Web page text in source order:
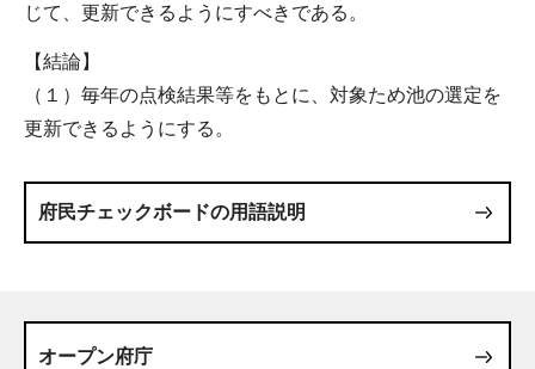
じて、更新できるようにすべきである。
【結論】
（１）毎年の点検結果等をもとに、対象ため池の選定を
更新できるようにする。
府民チェックボードの用語説明
オープン府庁